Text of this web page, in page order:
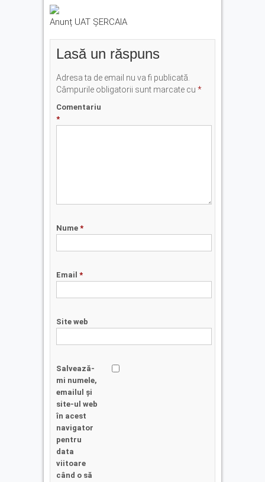
Anunț UAT ȘERCAIA
Lasă un răspuns
Adresa ta de email nu va fi publicată.
Câmpurile obligatorii sunt marcate cu *
Comentariu
*
Nume *
Email *
Site web
Salvează-
mi numele,
emailul și
site-ul web
în acest
navigator
pentru
data
viitoare
când o să